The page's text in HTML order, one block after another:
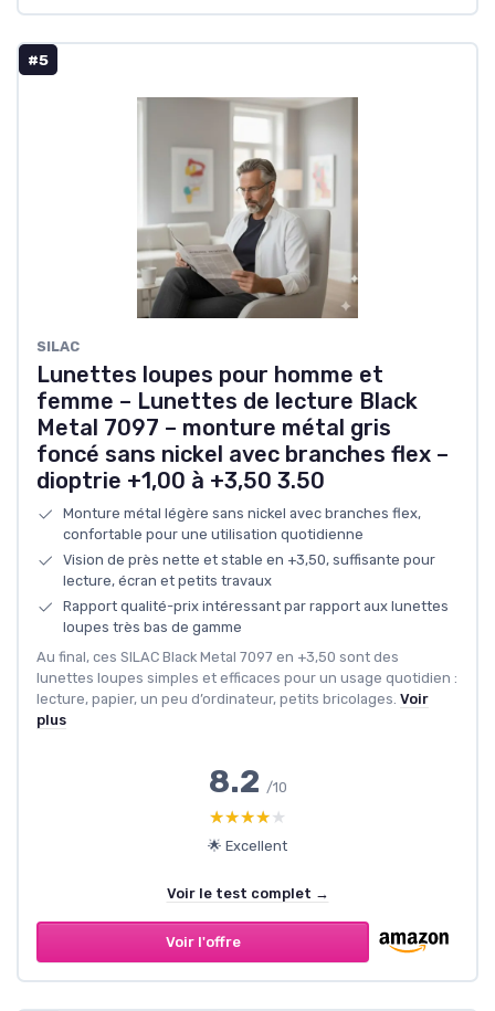
#5
SILAC
Lunettes loupes pour homme et
femme – Lunettes de lecture Black
Metal 7097 – monture métal gris
foncé sans nickel avec branches flex –
dioptrie +1,00 à +3,50 3.50
Monture métal légère sans nickel avec branches flex,
confortable pour une utilisation quotidienne
Vision de près nette et stable en +3,50, suffisante pour
lecture, écran et petits travaux
Rapport qualité-prix intéressant par rapport aux lunettes
loupes très bas de gamme
Au final, ces SILAC Black Metal 7097 en +3,50 sont des
lunettes loupes simples et efficaces pour un usage quotidien :
lecture, papier, un peu d’ordinateur, petits bricolages. Voir
plus
8.2 /10
★★★★★
★★★★★
🌟 Excellent
Voir le test complet →
Voir l'offre